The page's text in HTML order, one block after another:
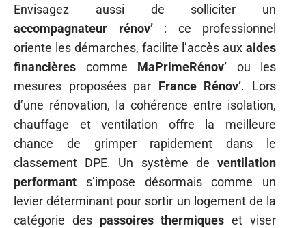
Envisagez aussi de solliciter un
accompagnateur rénov’: ce professionnel
oriente les démarches, facilite l’accès aux aides
financières comme MaPrimeRénov’ ou les
mesures proposées par France Rénov’. Lors
d’une rénovation, la cohérence entre isolation,
chauffage et ventilation offre la meilleure
chance de grimper rapidement dans le
classement DPE. Un système de ventilation
performant s’impose désormais comme un
levier déterminant pour sortir un logement de la
catégorie des passoires thermiques et viser